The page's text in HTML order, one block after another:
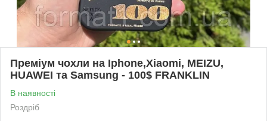
Преміум чохли на Iphone,Xiaomi, MEIZU,
HUAWEI та Samsung - 100$ FRANKLIN
В наявності
Роздріб